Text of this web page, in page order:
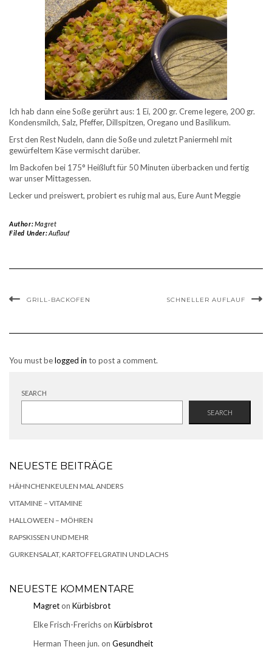
Ich hab dann eine Soße gerührt aus: 1 Ei, 200 gr. Creme legere, 200 gr.
Kondensmilch, Salz, Pfeffer, Dillspitzen, Oregano und Basilikum.
Erst den Rest Nudeln, dann die Soße und zuletzt Paniermehl mit
gewürfeltem Käse vermischt darüber.
Im Backofen bei 175° Heißluft für 50 Minuten überbacken und fertig
war unser Mittagessen.
Lecker und preiswert, probiert es ruhig mal aus, Eure Aunt Meggie
Author:Magret
Filed Under:Auflauf
GRILL-BACKOFEN SCHNELLER AUFLAUF
You must belogged in to post a comment.
SEARCH
SEARCH
NEUESTE BEITRÄGE
HÄHNCHENKEULEN MAL ANDERS
VITAMINE – VITAMINE
HALLOWEEN – MÖHREN
RAPSKISSEN UND MEHR
GURKENSALAT, KARTOFFELGRATIN UND LACHS
NEUESTE KOMMENTARE
Magreton Kürbisbrot
Elke Frisch-Frerichson Kürbisbrot
Herman Theen jun. on Gesundheit